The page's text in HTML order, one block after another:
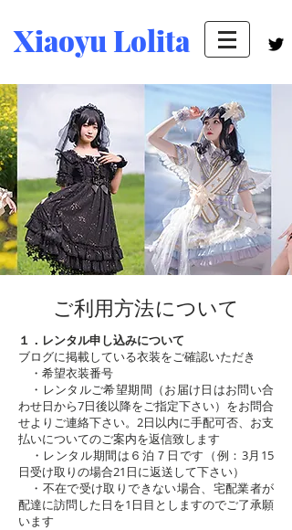
Xiaoyu Lolita
ご利用方法について
１．レンタル申し込みについて
ブログに掲載している衣装をご確認いただき
・希望衣装番号
・レンタルご希望期間（お届け日はお問い合
わせ日から7日後以降をご指定下さい）をお問合
せよりご連絡下さい。2日以内に手配可否、お支
払いについてのご案内を返信致します
・レンタル期間は６泊７日です（例：3月15
日受け取りの場合21日に返送して下さい）
・不在で受け取りできない場合、宅配業者が
配達に訪問した日を1日目としますのでご了承願
います